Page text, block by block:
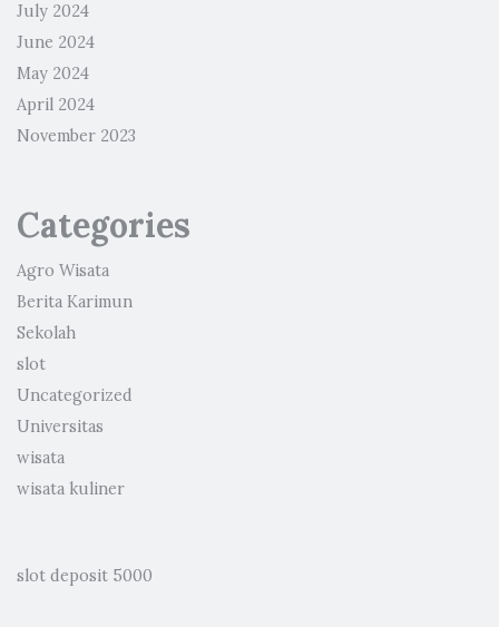
July 2024
June 2024
May 2024
April 2024
November 2023
Categories
Agro Wisata
Berita Karimun
Sekolah
slot
Uncategorized
Universitas
wisata
wisata kuliner
slot deposit 5000